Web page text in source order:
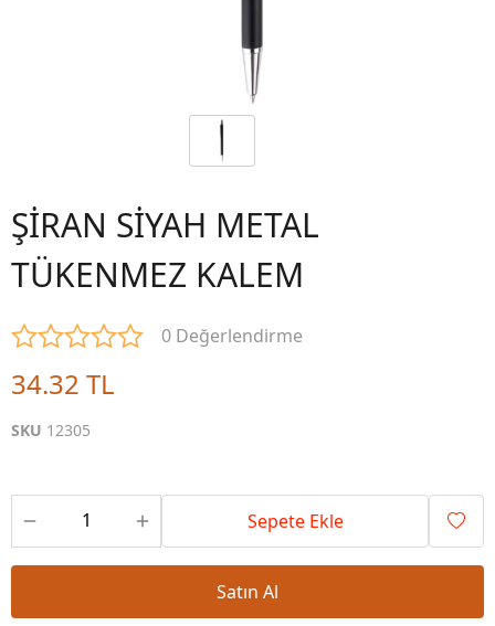
ŞİRAN SİYAH METAL
TÜKENMEZ KALEM
0 Değerlendirme
34.32 TL
SKU 12305
Sepete Ekle
Satın Al